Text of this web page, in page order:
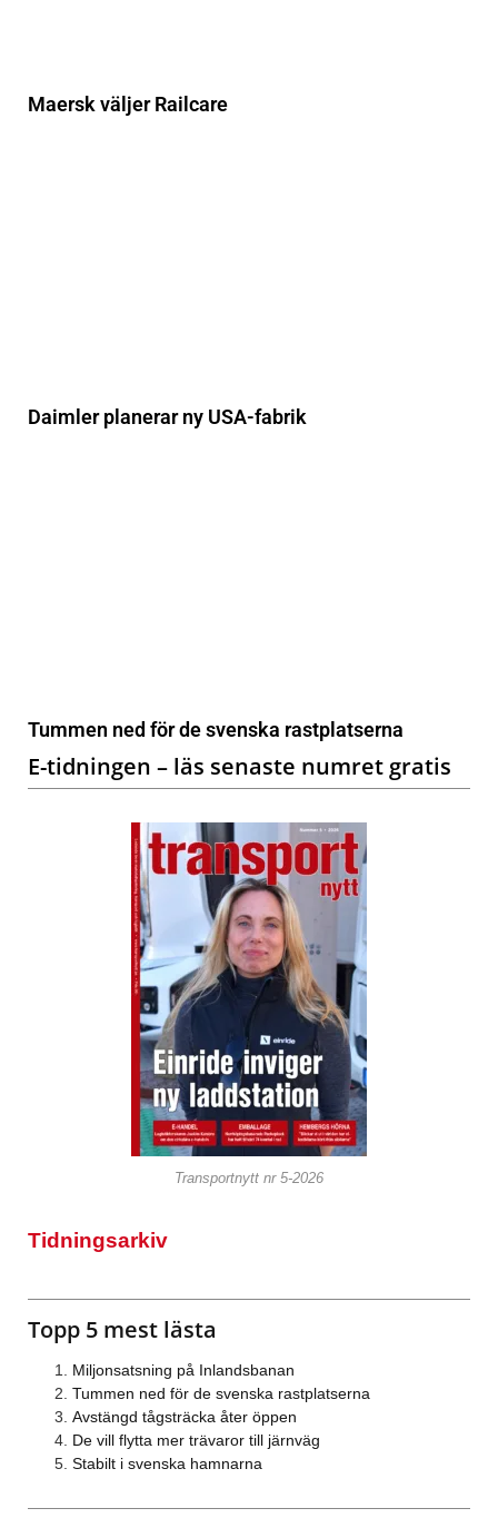
Maersk väljer Railcare
Daimler planerar ny USA-fabrik
Tummen ned för de svenska rastplatserna
E-tidningen – läs senaste numret gratis
Transportnytt nr 5-2026
Tidningsarkiv
Topp 5 mest lästa
Miljonsatsning på Inlandsbanan
Tummen ned för de svenska rastplatserna
Avstängd tågsträcka åter öppen
De vill flytta mer trävaror till järnväg
Stabilt i svenska hamnarna